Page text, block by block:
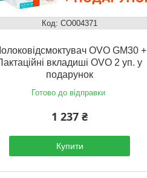
CO004371
OVO GM30 +
вкладиші OVO 2 уп. у
подарунок
Готово до відправки
1 237 ₴
Купити